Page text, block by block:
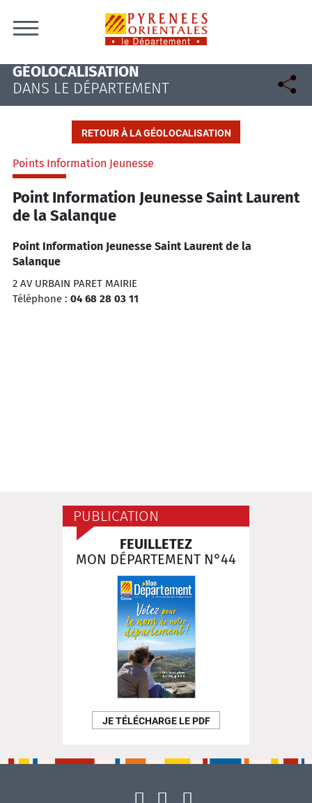
GÉOLOCALISATION
DANS LE DÉPARTEMENT
RETOUR À LA GÉOLOCALISATION
Points Information Jeunesse
Point Information Jeunesse Saint Laurent
de la Salanque
Point Information Jeunesse Saint Laurent de la
Salanque
2 AV URBAIN PARET MAIRIE
Téléphone : 04 68 28 03 11
PUBLICATION
FEUILLETEZ
MON DÉPARTEMENT N°44
JE TÉLÉCHARGE LE PDF